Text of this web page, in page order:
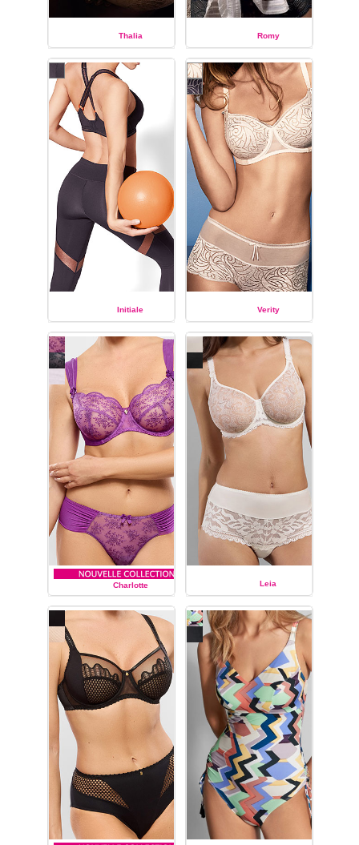
Thalia
EMPREINTE
Romy
EMPREINTE
Initiale
EMPREINTE
Verity
EMPREINTE
Charlotte
EMPREINTE
Leia
EMPREINTE